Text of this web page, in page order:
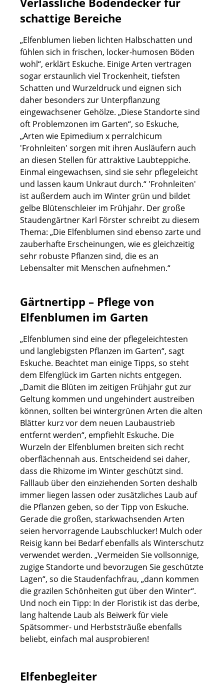
schattige Bereiche
„Elfenblumen lieben lichten Halbschatten und
fühlen sich in frischen, locker-humosen Böden
wohl“, erklärt Eskuche. Einige Arten vertragen
sogar erstaunlich viel Trockenheit, tiefsten
Schatten und Wurzeldruck und eignen sich
daher besonders zur Unterpflanzung
eingewachsener Gehölze. „Diese Standorte sind
oft Problemzonen im Garten“, so Eskuche,
„Arten wie Epimedium x perralchicum
'Frohnleiten' sorgen mit ihren Ausläufern auch
an diesen Stellen für attraktive Laubteppiche.
Einmal eingewachsen, sind sie sehr pflegeleicht
und lassen kaum Unkraut durch.“ 'Frohnleiten'
ist außerdem auch im Winter grün und bildet
gelbe Blütenschleier im Frühjahr. Der große
Staudengärtner Karl Förster schreibt zu diesem
Thema: „Die Elfenblumen sind ebenso zarte und
zauberhafte Erscheinungen, wie es gleichzeitig
sehr robuste Pflanzen sind, die es an
Lebensalter mit Menschen aufnehmen.“
Gärtnertipp – Pflege von
Elfenblumen im Garten
„Elfenblumen sind eine der pflegeleichtesten
und langlebigsten Pflanzen im Garten“, sagt
Eskuche. Beachtet man einige Tipps, so steht
dem Elfenglück im Garten nichts entgegen.
„Damit die Blüten im zeitigen Frühjahr gut zur
Geltung kommen und ungehindert austreiben
können, sollten bei wintergrünen Arten die alten
Blätter kurz vor dem neuen Laubaustrieb
entfernt werden“, empfiehlt Eskuche. Die
Wurzeln der Elfenblumen breiten sich recht
oberflächennah aus. Entscheidend sei daher,
dass die Rhizome im Winter geschützt sind.
Falllaub über den einziehenden Sorten deshalb
immer liegen lassen oder zusätzliches Laub auf
die Pflanzen geben, so der Tipp von Eskuche.
Gerade die großen, starkwachsenden Arten
seien hervorragende Laubschlucker! Mulch oder
Reisig kann bei Bedarf ebenfalls als Winterschutz
verwendet werden. „Vermeiden Sie vollsonnige,
zugige Standorte und bevorzugen Sie geschützte
Lagen“, so die Staudenfachfrau, „dann kommen
die grazilen Schönheiten gut über den Winter“.
Und noch ein Tipp: In der Floristik ist das derbe,
lang haltende Laub als Beiwerk für viele
Spätsommer- und Herbststräuße ebenfalls
beliebt, einfach mal ausprobieren!
Elfenbegleiter